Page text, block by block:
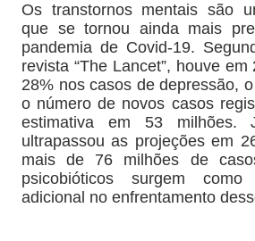
Os transtornos mentais são
que se tornou ainda mais
pandemia de Covid-19.
revista “The Lancet”, houve
28% nos casos de depressão,
o número de novos casos
estimativa em 53 milhões.
ultrapassou as projeções em
mais de 76 milhões de
psicobióticos surgem
adicional no enfrentamento